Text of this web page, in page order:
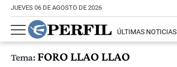
JUEVES 06 DE AGOSTO DE 2026
ÚLTIMAS NOTICIAS
Tema:FORO LLAO LLAO